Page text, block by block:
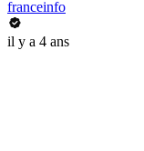
franceinfo
il y a 4 ans